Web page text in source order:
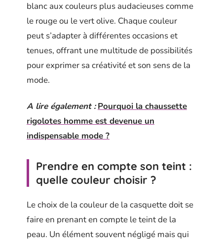
blanc aux couleurs plus audacieuses comme
le rouge ou le vert olive. Chaque couleur
peut s’adapter à différentes occasions et
tenues, offrant une multitude de possibilités
pour exprimer sa créativité et son sens de la
mode.
A lire également : Pourquoi la chaussette
rigolotes homme est devenue un
indispensable mode ?
Prendre en compte son teint :
quelle couleur choisir ?
Le choix de la couleur de la casquette doit se
faire en prenant en compte le teint de la
peau. Un élément souvent négligé mais qui